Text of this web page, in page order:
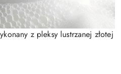
z pleksy lustrzanej złotej